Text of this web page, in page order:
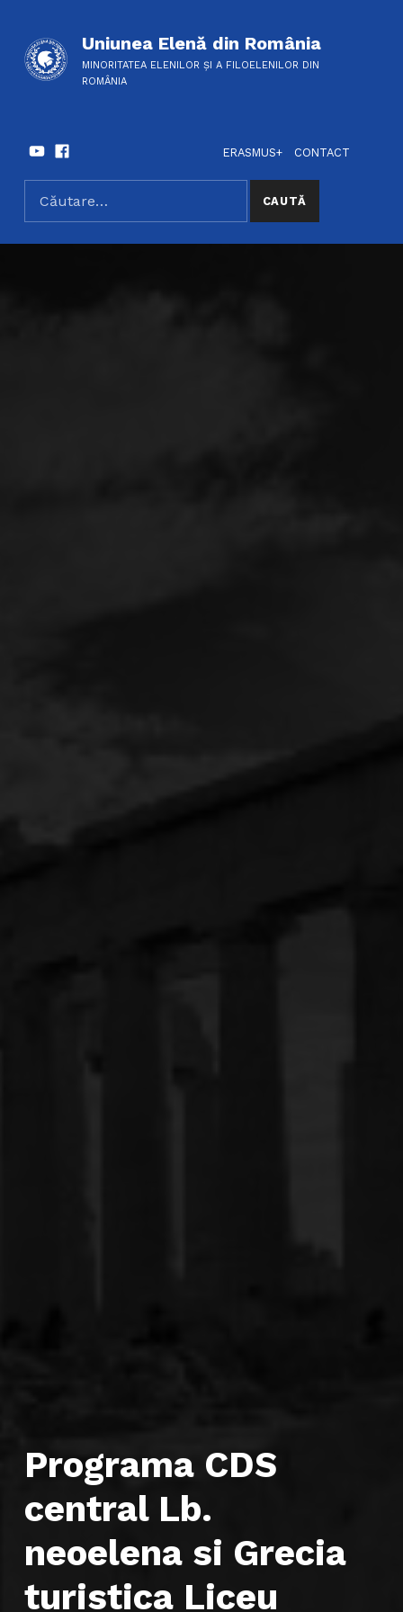
Uniunea Elenă din România
MINORITATEA ELENILOR ȘI A FILOELENILOR DIN
ROMÂNIA
SOCIAL LINKS
YoutubeFacebook
ERASMUS+
CONTACT
SEARCH THE SITE
Caută după:
Programa CDS
central Lb.
neoelena si Grecia
turistica Liceu